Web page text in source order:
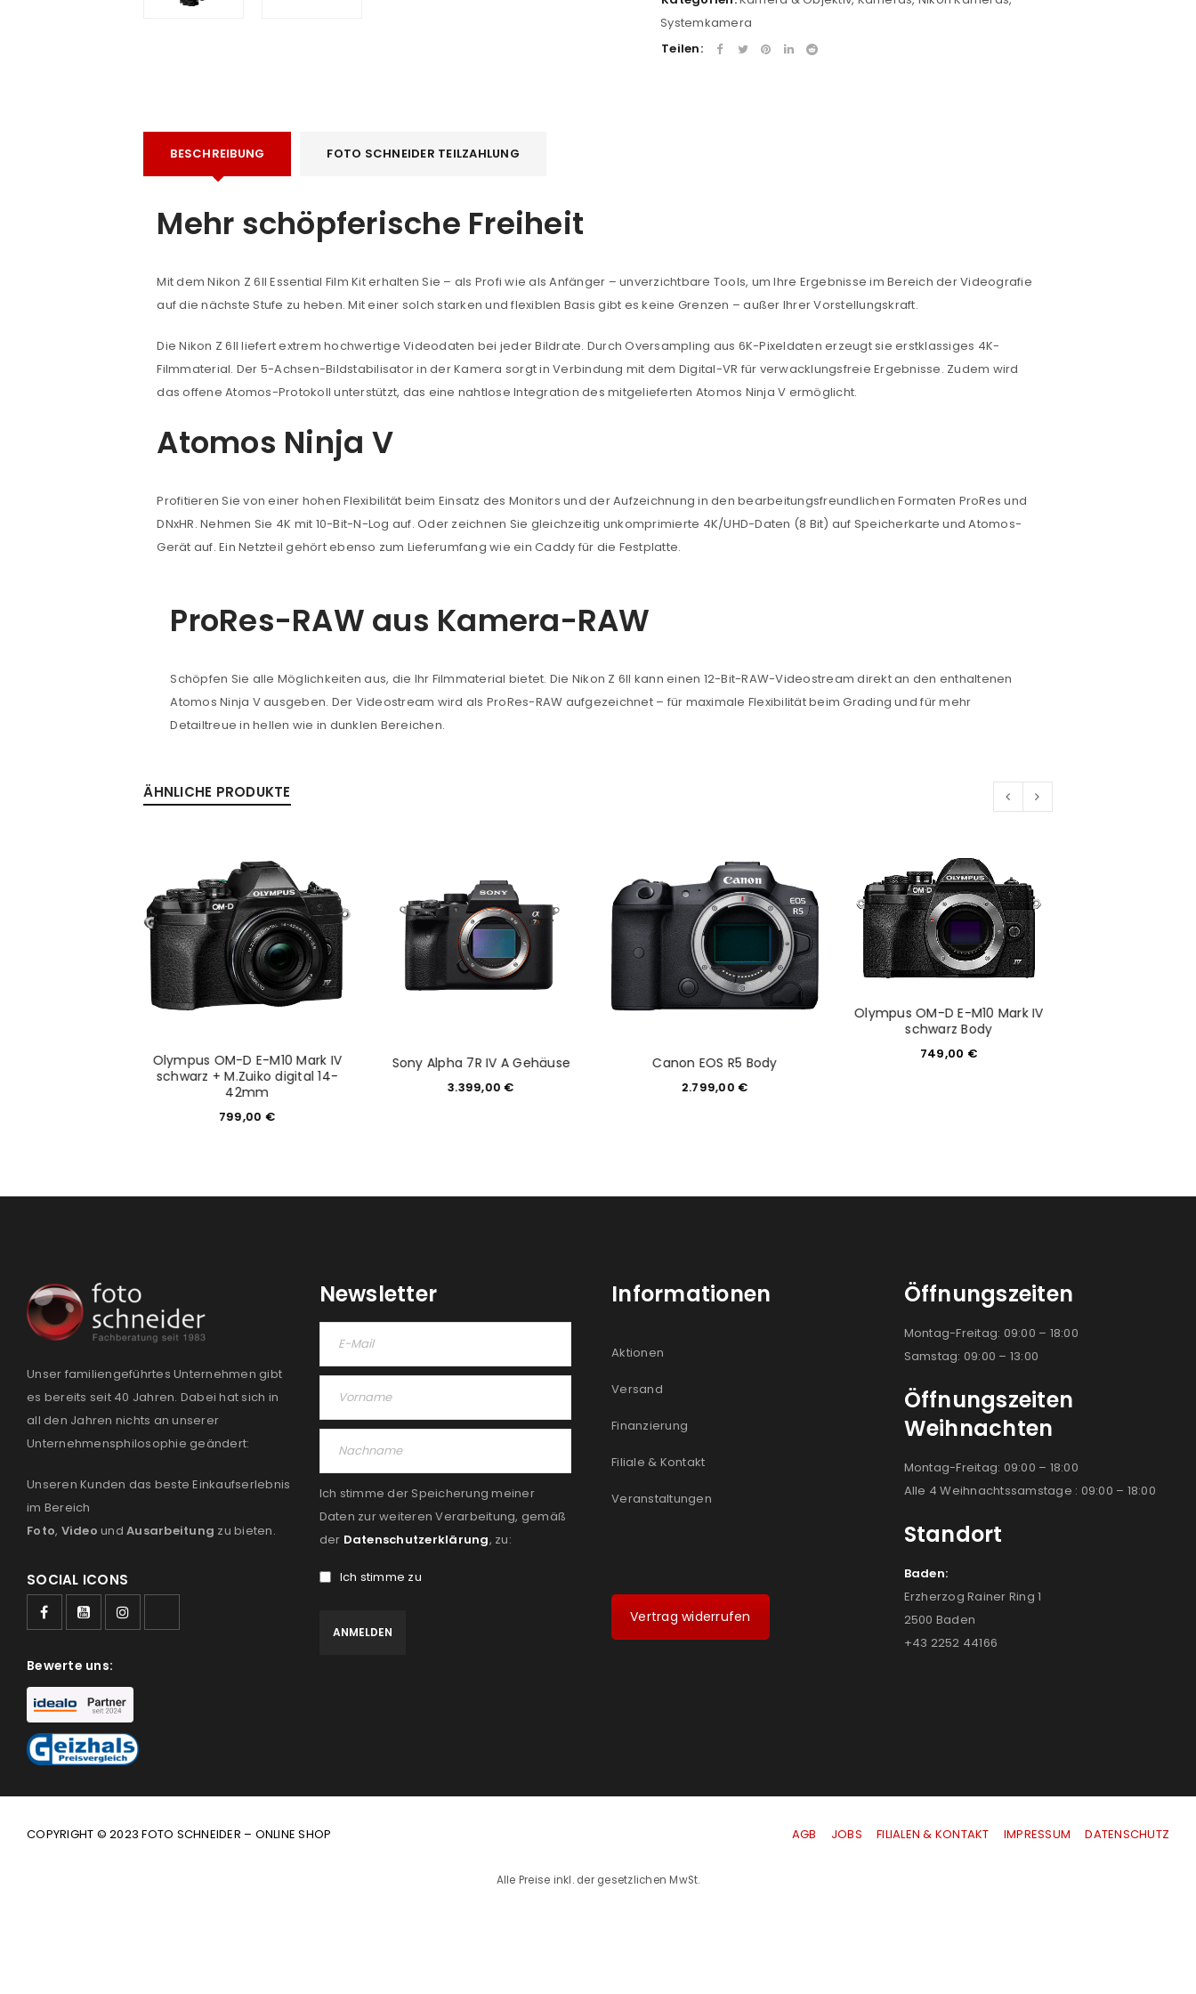
Passwort*
Angemeldet bleiben
ANMELDEN
PASSWORT VERGESSEN?
Ein Link zum Erstellen eines neuen Passworts wird an deine E-
NEWSLETTER ABONNIEREN
Systemkamera
Teilen:
BESCHREIBUNG FOTO SCHNEIDER TEILZAHLUNG
Mehr schöpferische Freiheit
Mit dem Nikon Z 6II Essential Film Kit erhalten Sie – als Profi wie als Anfänger – unverzichtbare Tools, um Ihre Ergebnisse im Bereich der Videografie
auf die nächste Stufe zu heben. Mit einer solch starken und flexiblen Basis gibt es keine Grenzen – außer Ihrer Vorstellungskraft.
Die Nikon Z 6II liefert extrem hochwertige Videodaten bei jeder Bildrate. Durch Oversampling aus 6K-Pixeldaten erzeugt sie erstklassiges 4K-
Filmmaterial. Der 5-Achsen-Bildstabilisator in der Kamera sorgt in Verbindung mit dem Digital-VR für verwacklungsfreie Ergebnisse. Zudem wird
das offene Atomos-Protokoll unterstützt, das eine nahtlose Integration des mitgelieferten Atomos Ninja V ermöglicht.
Atomos Ninja V
Profitieren Sie von einer hohen Flexibilität beim Einsatz des Monitors und der Aufzeichnung in den bearbeitungsfreundlichen Formaten ProRes und
DNxHR. Nehmen Sie 4K mit 10-Bit-N-Log auf. Oder zeichnen Sie gleichzeitig unkomprimierte 4K/UHD-Daten (8 Bit) auf Speicherkarte und Atomos-
Gerät auf. Ein Netzteil gehört ebenso zum Lieferumfang wie ein Caddy für die Festplatte.
ProRes-RAW aus Kamera-RAW
Schöpfen Sie alle Möglichkeiten aus, die Ihr Filmmaterial bietet. Die Nikon Z 6II kann einen 12-Bit-RAW-Videostream direkt an den enthaltenen
Atomos Ninja V ausgeben. Der Videostream wird als ProRes-RAW aufgezeichnet – für maximale Flexibilität beim Grading und für mehr
Detailtreue in hellen wie in dunklen Bereichen.
ÄHNLICHE PRODUKTE
Olympus OM-D E-M10 Mark IV
schwarz + M.Zuiko digital 14-
42mm
799,00 €
Sony Alpha 7R IV A Gehäuse
3.399,00€
Canon EOS R5 Body
2.799,00 €
Olympus OM-D E-M10 Mark IV
schwarz Body
749,00 €
Unser familiengeführtes Unternehmen gibt
es bereits seit 40 Jahren. Dabei hat sich in
all den Jahren nichts an unserer
Unternehmensphilosophie geändert:
Unseren Kunden das beste Einkaufserlebnis
im Bereich
Foto, Video und Ausarbeitung zu bieten.
SOCIAL ICONS
Bewerte uns:
Newsletter
Ich stimme der Speicherung meiner
Daten zur weiteren Verarbeitung, gemäß
der Datenschutzerklärung, zu:
Ich stimme zu
Informationen
Aktionen
Versand
Finanzierung
Filiale & Kontakt
Veranstaltungen
Vertrag widerrufen
Öffnungszeiten
Montag-Freitag: 09:00 – 18:00
Samstag: 09:00 – 13:00
Öffnungszeiten
Weihnachten
Montag-Freitag: 09:00 – 18:00
Alle 4 Weihnachtssamstage : 09:00 – 18:00
Standort
Baden:
Erzherzog Rainer Ring 1
2500 Baden
+43 2252 44166
COPYRIGHT © 2023 FOTO SCHNEIDER – ONLINE SHOP AGB JOBS FILIALEN & KONTAKT IMPRESSUM |DATENSCHUTZ
Alle Preise inkl. der gesetzlichen MwSt.